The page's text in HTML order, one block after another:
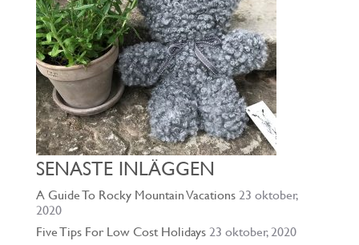
SENASTE INLÄGGEN
A Guide To Rocky Mountain Vacations 23 oktober,
2020
Five Tips For Low Cost Holidays 23 oktober, 2020